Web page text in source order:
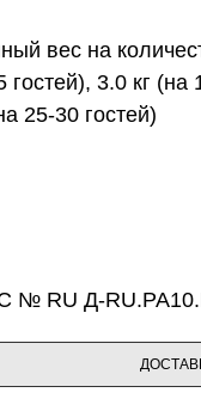
вес на
гостей), 3.0 кг
25-30 гостей)
№ RU Д-